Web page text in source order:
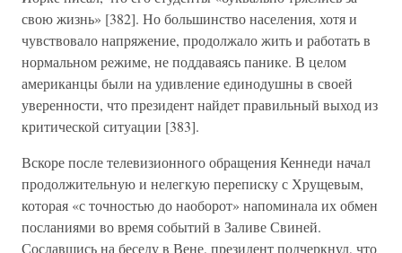
свою жизнь» [382]. Но большинство населения, хотя и
чувствовало напряжение, продолжало жить и работать в
нормальном режиме, не поддаваясь панике. В целом
американцы были на удивление единодушны в своей
уверенности, что президент найдет правильный выход из
критической ситуации [383].
Вскоре после телевизионного обращения Кеннеди начал
продолжительную и нелегкую переписку с Хрущевым,
которая «с точностью до наоборот» напоминала их обмен
посланиями во время событий в Заливе Свиней.
Сославшись на беседу в Вене, президент подчеркнул, что